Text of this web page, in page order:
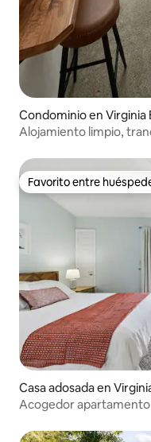
Condominio en Virginia
Alojamiento limpio,
Favorito entre
Favorito entre
Casa adosada en
Acogedor